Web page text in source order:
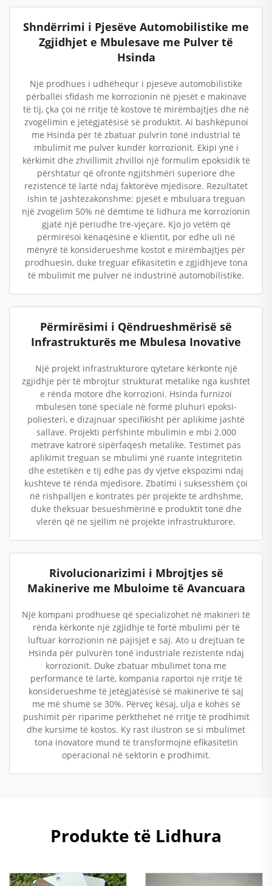
Shndërrimi i Pjesëve Automobilistike me
Zgjidhjet e Mbulesave me Pulver të
Hsinda
Një prodhues i udhëhequr i pjesëve automobilistike
përballëi sfidash me korrozionin në pjesët e makinave
të tij, çka çoi në rritje të kostove të mirëmbajtjes dhe në
zvogëlimin e jetëgjatësisë së produktit. Ai bashkëpunoi
me Hsinda për të zbatuar pulvrin tonë industrial të
mbulimit me pulver kundër korrozionit. Ekipi ynë i
kërkimit dhe zhvillimit zhvilloi një formulim epoksidik të
përshtatur që ofronte ngjitshmëri superiore dhe
rezistencë të lartë ndaj faktorëve mjedisore. Rezultatet
ishin të jashtëzakonshme: pjesët e mbuluara treguan
një zvogëlim 50% në dëmtime të lidhura me korrozionin
gjatë një periudhe tre-vjeçare. Kjo jo vetëm që
përmirësoi kënaqësinë e klientit, por edhe uli në
mënyrë të konsiderueshme kostot e mirëmbajtjes për
prodhuesin, duke treguar efikasitetin e zgjidhjeve tona
të mbulimit me pulver në industrinë automobilistike.
Përmirësimi i Qëndrueshmërisë së
Infrastrukturës me Mbulesa Inovative
Një projekt infrastrukturore qytetare kërkonte një
zgjidhje për të mbrojtur strukturat metalike nga kushtet
e rënda motore dhe korrozioni. Hsinda furnizoi
mbulesën tonë speciale në formë pluhuri epoksi-
poliesteri, e dizajnuar specifikisht për aplikime jashtë
sallave. Projekti përfshinte mbulimin e mbi 2.000
metrave katrorë sipërfaqesh metalike. Testimet pas
aplikimit treguan se mbulimi ynë ruante integritetin
dhe estetikën e tij edhe pas dy vjetve ekspozimi ndaj
kushteve të rënda mjedisore. Zbatimi i suksesshëm çoi
në rishpalljen e kontratës për projekte të ardhshme,
duke theksuar besueshmërinë e produktit tonë dhe
vlerën që ne sjellim në projekte infrastrukturore.
Rivolucionarizimi i Mbrojtjes së
Makinerive me Mbuloime të Avancuara
Një kompani prodhuese që specializohet në makineri të
rënda kërkonte një zgjidhje të fortë mbulimi për të
luftuar korrozionin në pajisjet e saj. Ato u drejtuan te
Hsinda për pulvurën tonë industriale rezistente ndaj
korrozionit. Duke zbatuar mbulimet tona me
performancë të lartë, kompania raportoi një rritje të
konsiderueshme të jetëgjatësisë së makinerive të saj
me më shumë se 30%. Përveç kësaj, ulja e kohës së
pushimit për riparime përkthehet në rritje të prodhimit
dhe kursime të kostos. Ky rast ilustron se si mbulimet
tona inovatore mund të transformojnë efikasitetin
operacional në sektorin e prodhimit.
Produkte të Lidhura